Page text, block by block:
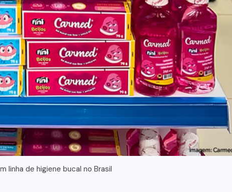
linha de higiene bucal no Brasil